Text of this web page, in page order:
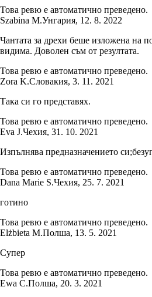
Това ревю е автоматично преведено.
Szabina M.Унгария, 12. 8. 2022
Чантата за дрехи беше изложена на
видима. Доволен съм от резултата.
Това ревю е автоматично преведено.
Zora K.Словакия, 3. 11. 2021
Така си го представях.
Това ревю е автоматично преведено.
Eva J.Чехия, 31. 10. 2021
Изпълнява предназначението
Това ревю е автоматично преведено.
Dana Marie S.Чехия, 25. 7. 2021
готино
Това ревю е автоматично преведено.
Elżbieta M.Полша, 13. 5. 2021
Супер
Това ревю е автоматично преведено.
Ewa C.Полша, 20. 3. 2021